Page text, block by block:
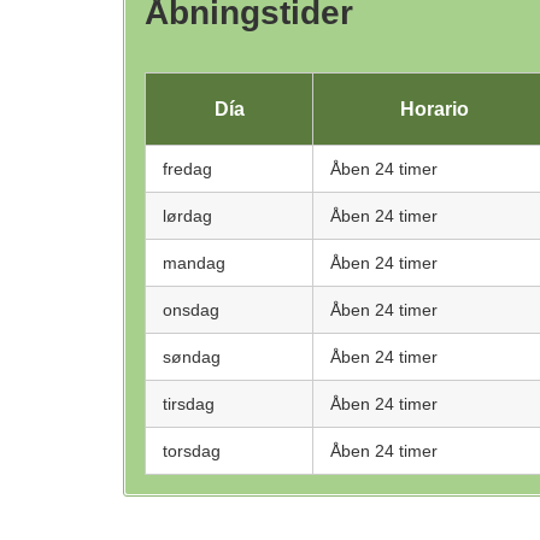
Åbningstider
Día Horario
fredag Åben 24 timer
lørdag Åben 24 timer
mandag Åben 24 timer
onsdag Åben 24 timer
søndag Åben 24 timer
tirsdag Åben 24 timer
torsdag Åben 24 timer